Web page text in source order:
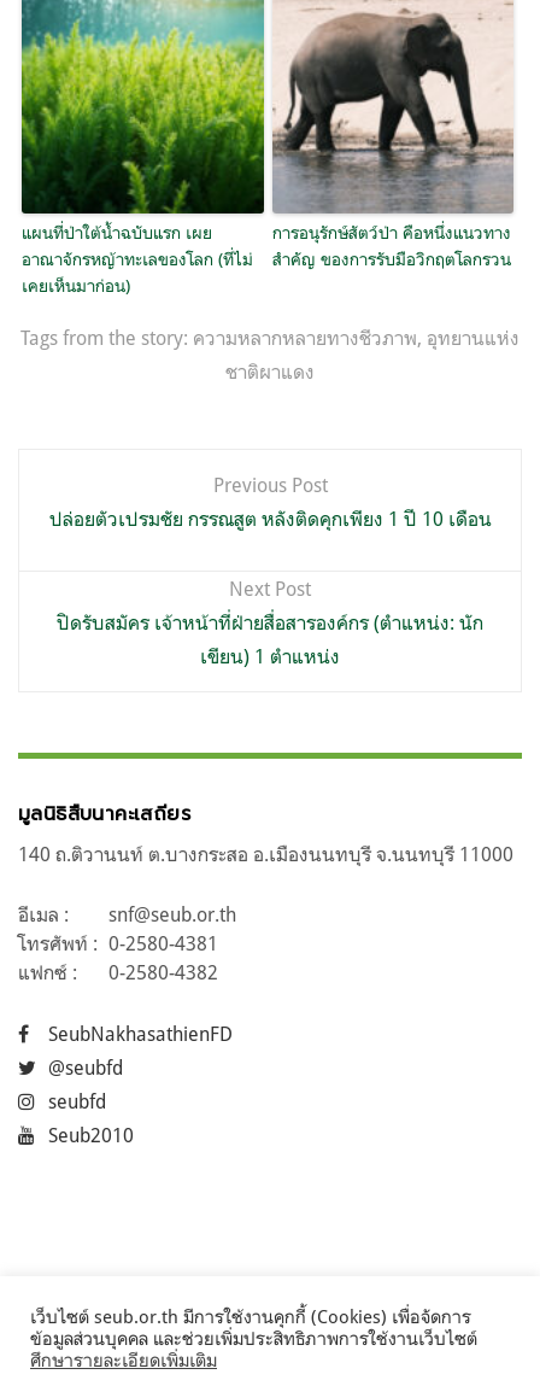
แผนที่ป่าใต้น้ำฉบับแรก เผย
อาณาจักรหญ้าทะเลของโลก (ที่ไม่
เคยเห็นมาก่อน)
การอนุรักษ์สัตว์ป่า คือหนึ่งแนวทาง
สำคัญ ของการรับมือวิกฤตโลกรวน
Tags from the story: ความหลากหลายทางชีวภาพ, อุทยานแห่ง
ชาติผาแดง
เรื่อง
Previous Post
ปล่อยตัวเปรมชัย กรรณสูต หลังติดคุกเพียง 1 ปี 10 เดือน
Next Post
ปิดรับสมัคร เจ้าหน้าที่ฝ่ายสื่อสารองค์กร (ตำแหน่ง: นัก
เขียน) 1 ตำแหน่ง
มูลนิธิสืบนาคะเสถียร
140 ถ.ติวานนท์ ต.บางกระสอ อ.เมืองนนทบุรี จ.นนทบุรี 11000
อีเมล :
snf@seub.or.th
โทรศัพท์ : 0-2580-4381
แฟกซ์ :
0-2580-4382
SeubNakhasathienFD
@seubfd
seubfd
Seub2010
เว็บไซต์ seub.or.th มีการใช้งานคุกกี้ (Cookies) เพื่อจัดการ
ข้อมูลส่วนบุคคล และช่วยเพิ่มประสิทธิภาพการใช้งานเว็บไซต์
ศึกษารายละเอียดเพิ่มเติม